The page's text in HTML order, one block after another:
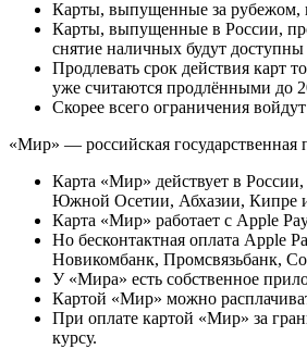
Карты, выпущенные за рубежом,
Карты, выпущенные в России,
снятие наличных будут доступны
Продлевать срок действия карт
уже считаются продлёнными до
Скорее всего ограничения
«Мир» — российская государственная
Карта «Мир» действует в
Южной Осетии, Абхазии, Кипре
Карта «Мир» работает с Apple
Но бесконтактная оплата Apple
Новикомбанк, Промсвязьбанк,
У «Мира» есть собственное
Картой «Мир» можно
При оплате картой «Мир» за
курсу.